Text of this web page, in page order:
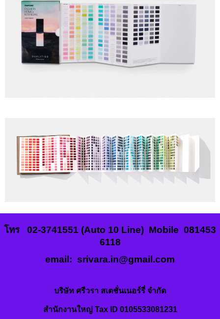
โทร 02-3741551 (Auto 10 Line) Mobile 081453
6118
email: srivara.in@gmail.com
บริษัท ศรีวรา สเตชั่นเนอร์รี่ จำกัด
สำนักงานใหญ่ Tax ID 0105533081231